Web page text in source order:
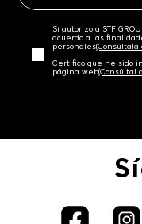
Sí autorizo a STF
acuerdo a las
personales‎(Consúltala
Certifico que he sido
página web‎(Consúltal